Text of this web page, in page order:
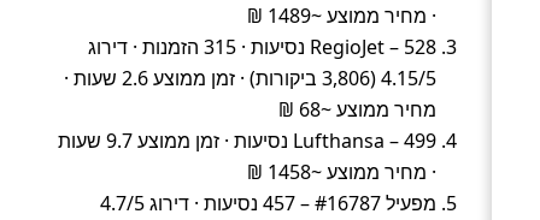
· מחיר ממוצע ~1489 ₪
RegioJet – 528 נסיעות · 315 הזמנות · דירוג
4.15/5 (3,806 ביקורות) · זמן ממוצע 2.6 שעות ·
מחיר ממוצע ~68 ₪
Lufthansa – 499 נסיעות · זמן ממוצע 9.7 שעות
· מחיר ממוצע ~1458 ₪
מפעיל #16787 – 457 נסיעות · דירוג 4.7/5